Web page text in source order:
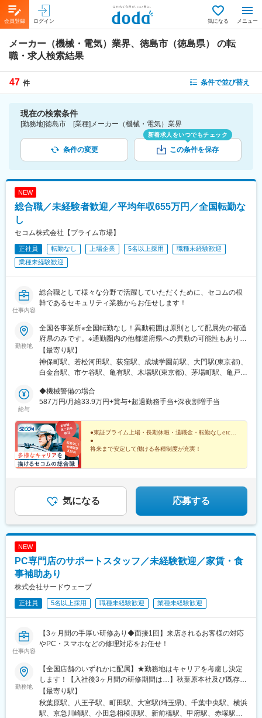
会員登録 ログイン 気になる メニュー
メーカー（機械・電気）業界、徳島市（徳島県）
の転
職・求人検索結果
47 件 条件で並び替え
現在の検索条件
[勤務地]徳島市 [業種]メーカー（機械・電気）業界
条件の変更
新着求人をいつでもチェック
この条件を保存
NEW
総合職／未経験者歓迎／平均年収655万円／全国転勤な
し
セコム株式会社【プライム市場】
正社員 転勤なし 上場企業 5名以上採用
職種未経験歓迎
業種未経験歓迎
仕事内容
総合職として様々な分野で活躍していただくために、セコムの根
幹であるセキュリティ業務からお任せします！
勤務地
全国各事業所※全国転勤なし！異動範囲は原則として配属先の都道
府県のみです。※通勤圏内の他都道府県への異動の可能性もありま
す。■機械警備／全国各事業所（北海道、青森県、秋田県、岩手
県、山形県、宮城県、福島県、茨城県、栃木県、東京都、神奈川
県、千葉県、埼玉県、岐阜県、静岡県、愛知県、滋賀県、京都
県、山口県、徳島県、香川県、愛媛県、福岡県、佐賀県、長崎
県、熊本県、大分県、鹿 児島県）■常駐警備／千葉県（成田国際
現金護送／岩手県、秋田県、山形県、茨城県、東京都、神奈川
県、千葉県、埼玉県、愛知県、静岡県の各事業所
【最寄り駅】
神保町駅、若松河田駅、荻窪駅、成城学園前駅、大門駅(東京都)、
白金台駅、市ケ谷駅、亀有駅、木場駅(東京都)、茅場町駅、亀戸
村橋駅、池袋駅、西荻窪駅、笹塚駅、芦花公園駅、六本木駅、新
中野駅、神泉駅、多摩川駅、広尾駅、上野御徒町駅、岩本町駅、
台駅、梅島駅、地下鉄成増駅、護国寺駅、三鷹駅、府中駅(東京
都)、花小金井駅、調布駅、立川南駅、福生駅、国立駅、豊田駅、
八王子駅、町田駅、武蔵小杉駅、柿生駅、元町・中華街駅、横浜
駅、新横浜駅、鶴見駅、金沢文庫駅、本厚木駅、上大岡駅、大和
駅(神奈川県)、戸塚駅、本郷台駅、たまプラーザ駅、センター南
駅、北茅ケ崎駅、横須賀中央駅、相模原駅、小田急相模原駅、川
崎駅、東所沢駅、入曽駅、東飯能駅、所沢駅、久喜駅、川口駅、
駅(千葉県)、柏駅、市川駅、西船橋駅、小金城趾駅、新浦安駅、津
田沼駅、新鎌ケ谷駅、茂原駅、東金駅、成田駅、千葉ニュータウ
ン中央駅、佐原駅、銚子駅、八日市場駅、真岡駅、宇都宮駅、宝
賀駅、守谷駅、取手駅、土浦駅、古河駅、つくば駅、石岡駅、笹
桜山駅、森下駅(愛知県)、尼ケ坂駅、駅前駅、蒲郡駅、豊川稲荷
駅、水野駅、北野桝塚駅、豊田市駅、春日井駅(中央本線)、刈谷
駅、大府駅、前後駅、西尾駅、東岡崎駅、舞阪駅、新浜松駅、天
竜川駅、掛川駅、磐田駅、静岡駅、草薙駅(静岡鉄道線)、新清水
駅、富士宮駅、富士駅、焼津駅、藤枝駅、島田駅(静岡県)、六合
駅、御殿場駅、伊東駅、熱海駅、伊豆急下田駅、修善寺駅、沼津
駅、三島駅、多治見駅、瑞浪駅、中津川駅、美濃太田駅、高山
給与
◆機械警備の場合
587万円/月給33.9万円+賞与+超過勤務手当+深夜割増手当
●東証プライム上場・長期休暇・退職金・転勤なしetc…
●
将来まで安定して働ける各種制度が充実！
気になる 応募する
NEW
PC専門店のサポートスタッフ／未経験歓迎／家賃・食
事補助あり
株式会社サードウェーブ
正社員 5名以上採用 職種未経験歓迎 業種未経験歓迎
仕事内容
【3ヶ月間の手厚い研修あり◆面接1回】来店されるお客様の対応
やPC・スマホなどの修理対応をお任せ！
勤務地
【全国店舗のいずれかに配属】★勤務地はキャリアを考慮し決定
します！【入社後3ヶ月間の研修期間は…】秋葉原本社及び既存の
デジタルドック店舗で研修を実施。※遠方の方は宿泊場所を用意し
ます！＜北海道・東北＞北海道／岩手県／宮城県／福島県＜関東
＞東京都／神奈川県／埼玉県／千葉県群馬県／茨城県／栃木県＜
【最寄り駅】
秋葉原駅、八王子駅、町田駅、大宮駅(埼玉県)、千葉中央駅、横浜
駅、京急川崎駅、小田急相模原駅、新前橋駅、甲府駅、赤塚駅、